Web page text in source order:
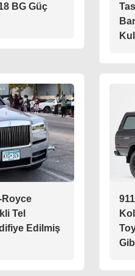
BG Güç
Royce
Tel
Edilmiş